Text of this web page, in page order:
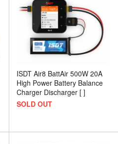
ISDT Air8 BattAir 500W 20A
High Power Battery Balance
Charger Discharger [ ]
SOLD OUT